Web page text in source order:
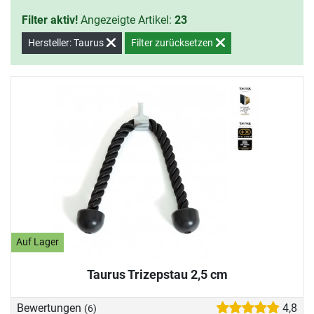
Filter aktiv! Angezeigte Artikel: 23
Hersteller: Taurus Filter zurücksetzen
Auf Lager
Taurus Trizepstau 2,5 cm
Bewertungen (6) 4,8